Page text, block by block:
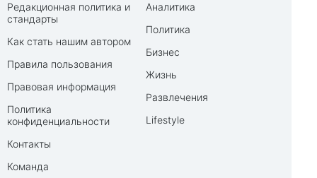
Редакционная политика и
стандарты
Как стать нашим автором
Правила пользования
Правовая информация
Политика
конфиденциальности
Контакты
Команда
Аналитика
Политика
Бизнес
Жизнь
Развлечения
Lifestyle